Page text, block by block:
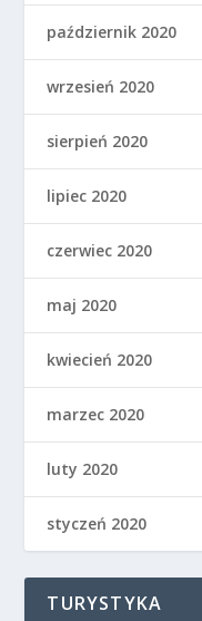
październik 2020
wrzesień 2020
sierpień 2020
lipiec 2020
czerwiec 2020
maj 2020
kwiecień 2020
marzec 2020
luty 2020
styczeń 2020
TURYSTYKA